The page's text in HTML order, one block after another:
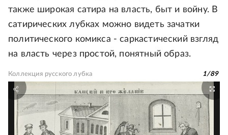
также широкая сатира на власть, быт и войну. В
сатирических лубках можно видеть зачатки
политического комикса - саркастический взгляд
на власть через простой, понятный образ.
Коллекция русского лубка 1/89